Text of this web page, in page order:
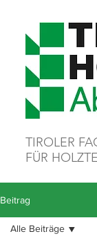
TIROLER
FÜR
Beitrag
Alle Beiträge